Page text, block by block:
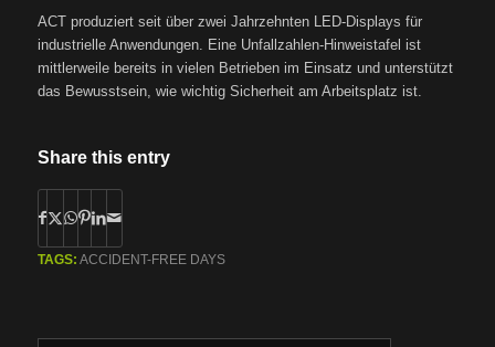
ACT produziert seit über zwei Jahrzehnten LED-Displays für
industrielle Anwendungen. Eine Unfallzahlen-Hinweistafel ist
mittlerweile bereits in vielen Betrieben im Einsatz und unterstützt
das Bewusstsein, wie wichtig Sicherheit am Arbeitsplatz ist.
Share this entry
TAGS: ACCIDENT-FREE DAYS